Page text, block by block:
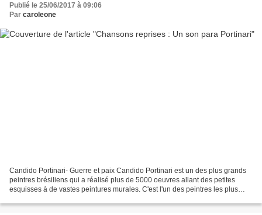
Publié le 25/06/2017 à 09:06
Par caroleone
Candido Portinari- Guerre et paix Candido Portinari est un des plus grands
peintres brésiliens qui a réalisé plus de 5000 oeuvres allant des petites
esquisses à de vastes peintures murales. C'est l'un des peintres les plus